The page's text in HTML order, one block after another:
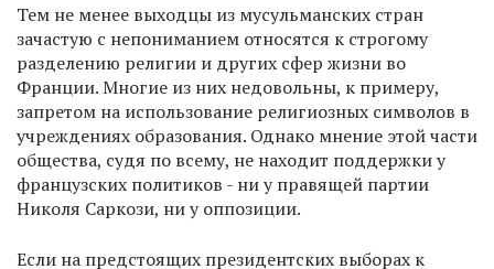
Тем не менее выходцы из мусульманских стран
зачастую с непониманием относятся к строгому
разделению религии и других сфер жизни во
Франции. Многие из них недовольны, к примеру,
запретом на использование религиозных символов в
учреждениях образования. Однако мнение этой части
общества, судя по всему, не находит поддержки у
французских политиков - ни у правящей партии
Николя Саркози, ни у оппозиции.
Если на предстоящих президентских выборах к